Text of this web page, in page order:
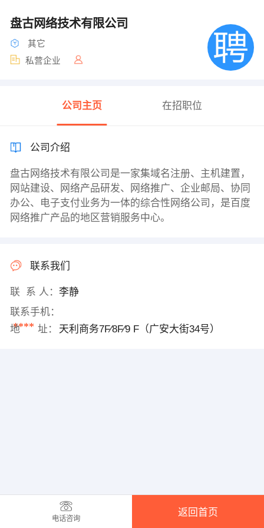
盘古网络技术有限公司
其它
私营企业
公司主页 在招职位
公司介绍
盘古网络技术有限公司是一家集域名注册、主机建置，
网站建设、网络产品研发、网络推广、企业邮局、协同
办公、电子支付业务为一体的综合性网络公司，是百度
网络推广产品的地区营销服务中心。
联系我们
联 系 人： 李静
联系手机：
****
地 址： 天利商务7F∕8F∕9 F（广安大街34号）
电话咨询
返回首页